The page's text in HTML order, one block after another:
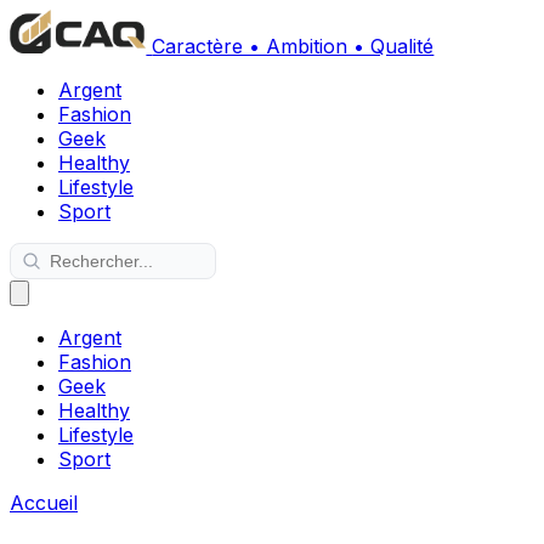
Caractère • Ambition • Qualité
Argent
Fashion
Geek
Healthy
Lifestyle
Sport
Argent
Fashion
Geek
Healthy
Lifestyle
Sport
Accueil